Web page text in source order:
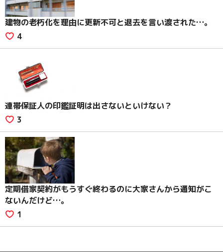
建物の老朽化を理由に更新不可と退去を言い渡された…。
4
連帯保証人の印鑑証明は出さないといけない？
3
定期借家契約がもうすぐ終わるのに大家さんから通知がこ
ないんだけど…。
1